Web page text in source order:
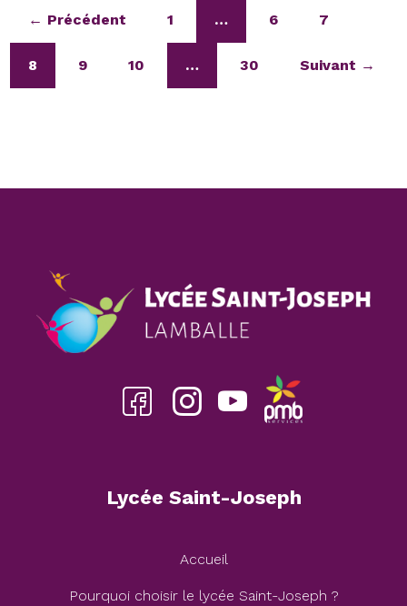
← Précédent 1 … 6 7
8 9 10 … 30 Suivant →
Facebook insta youtube pmb
Lycée Saint-Joseph
Accueil
Pourquoi choisir le lycée Saint-Joseph ?